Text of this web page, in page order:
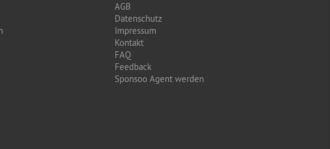
AGB
Datenschutz
Impressum
Kontakt
FAQ
Feedback
Sponsoo Agent werden